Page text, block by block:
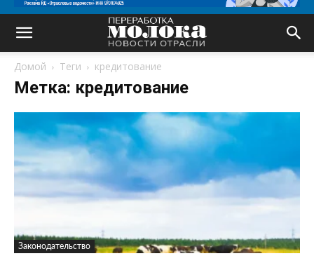
Домой Теги кредитование
Метка: кредитование
Законодательство